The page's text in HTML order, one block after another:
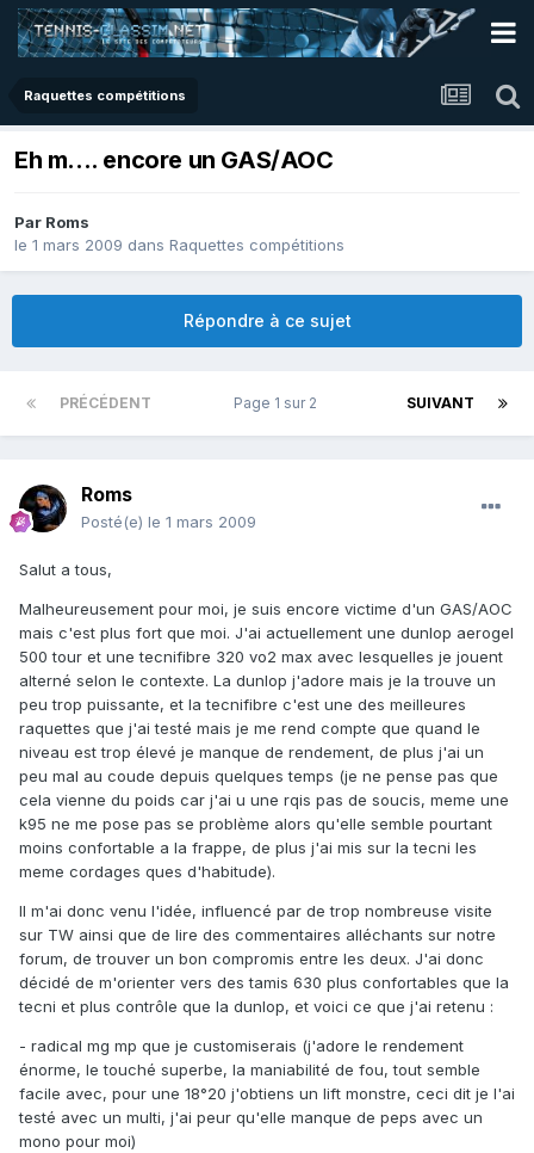
Raquettes compétitions
Eh m.... encore un GAS/AOC
Par Roms
le 1 mars 2009 dans Raquettes compétitions
Répondre à ce sujet
PRÉCÉDENT SUIVANT
Page 1 sur 2
Roms
Posté(e) le 1 mars 2009
Salut a tous,
Malheureusement pour moi, je suis encore victime d'un GAS/AOC
mais c'est plus fort que moi. J'ai actuellement une dunlop aerogel
500 tour et une tecnifibre 320 vo2 max avec lesquelles je jouent
alterné selon le contexte. La dunlop j'adore mais je la trouve un
peu trop puissante, et la tecnifibre c'est une des meilleures
raquettes que j'ai testé mais je me rend compte que quand le
niveau est trop élevé je manque de rendement, de plus j'ai un
peu mal au coude depuis quelques temps (je ne pense pas que
cela vienne du poids car j'ai u une rqis pas de soucis, meme une
k95 ne me pose pas se problème alors qu'elle semble pourtant
moins confortable a la frappe, de plus j'ai mis sur la tecni les
meme cordages ques d'habitude).
Il m'ai donc venu l'idée, influencé par de trop nombreuse visite
sur TW ainsi que de lire des commentaires alléchants sur notre
forum, de trouver un bon compromis entre les deux. J'ai donc
décidé de m'orienter vers des tamis 630 plus confortables que la
tecni et plus contrôle que la dunlop, et voici ce que j'ai retenu :
- radical mg mp que je customiserais (j'adore le rendement
énorme, le touché superbe, la maniabilité de fou, tout semble
facile avec, pour une 18°20 j'obtiens un lift monstre, ceci dit je l'ai
testé avec un multi, j'ai peur qu'elle manque de peps avec un
mono pour moi)